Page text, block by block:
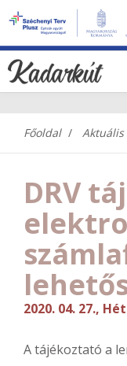
Főoldal Aktuális
DRV
2020. 04. 27.,
A tájékoztató a